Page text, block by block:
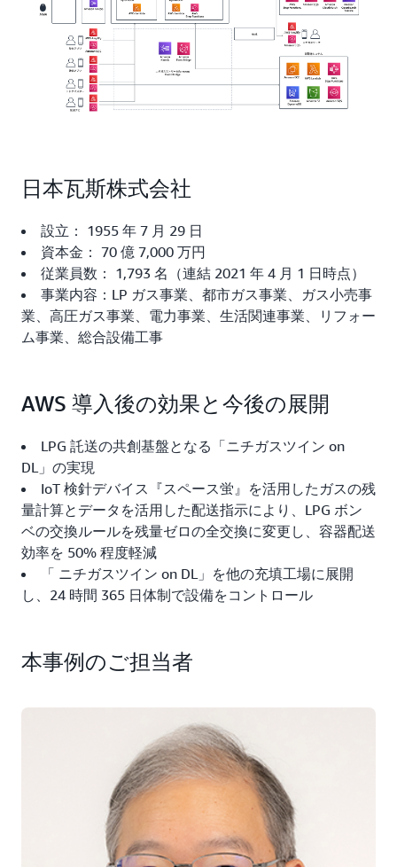
日本瓦斯株式会社
設立： 1955 年 7 月 29 日
資本金： 70 億 7,000 万円
従業員数： 1,793 名（連結 2021 年 4 月 1 日時点）
事業内容：LP ガス事業、都市ガス事業、ガス小売事
業、高圧ガス事業、電力事業、生活関連事業、リフォー
ム事業、総合設備工事
AWS 導入後の効果と今後の展開
LPG 託送の共創基盤となる「ニチガスツイン on
DL」の実現
IoT 検針デバイス『スペース蛍』を活用したガスの残
量計算とデータを活用した配送指示により、LPG ボン
ベの交換ルールを残量ゼロの全交換に変更し、容器配送
効率を 50% 程度軽減
「 ニチガスツイン on DL」を他の充填工場に展開
し、24 時間 365 日体制で設備をコントロール
本事例のご担当者